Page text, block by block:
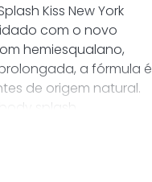
Kiss New York
com o novo
hemiesqualano,
a fórmula é
de origem natural.
splash,
perfumação na pele